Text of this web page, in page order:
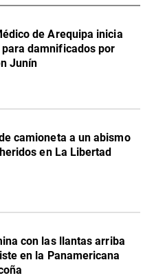
de Arequipa inicia
damnificados por
Junín
camioneta a un abismo
en La Libertad
con las llantas arriba
en la Panamericana